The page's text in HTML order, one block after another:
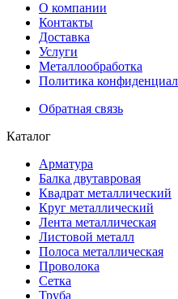
О компании
Контакты
Доставка
Услуги
Металлообработка
Политика
Обратная связь
Каталог
Арматура
Балка двутавровая
Квадрат металлический
Круг металлический
Лента металлическая
Листовой металл
Полоса металлическая
Проволока
Сетка
Труба